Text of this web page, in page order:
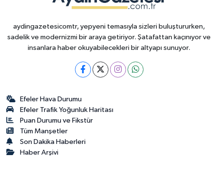
aydingazetesicomtr, yepyeni temasıyla sizleri buluştururken,
sadelik ve modernizmi bir araya getiriyor. Şatafattan kaçınıyor ve
insanlara haber okuyabilecekleri bir altyapı sunuyor.
Efeler Hava Durumu
Efeler Trafik Yoğunluk Haritası
Puan Durumu ve Fikstür
Tüm Manşetler
Son Dakika Haberleri
Haber Arşivi